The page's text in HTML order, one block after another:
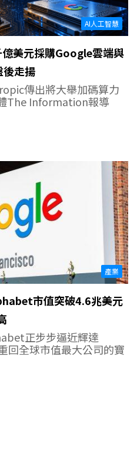
AI人工智慧
美元採購Google雲端與
走揚
傳出將大舉加碼算力
The Information報導
產業
市值突破4.6兆美元
正步步逼近輝達
回全球市值最大公司的寶